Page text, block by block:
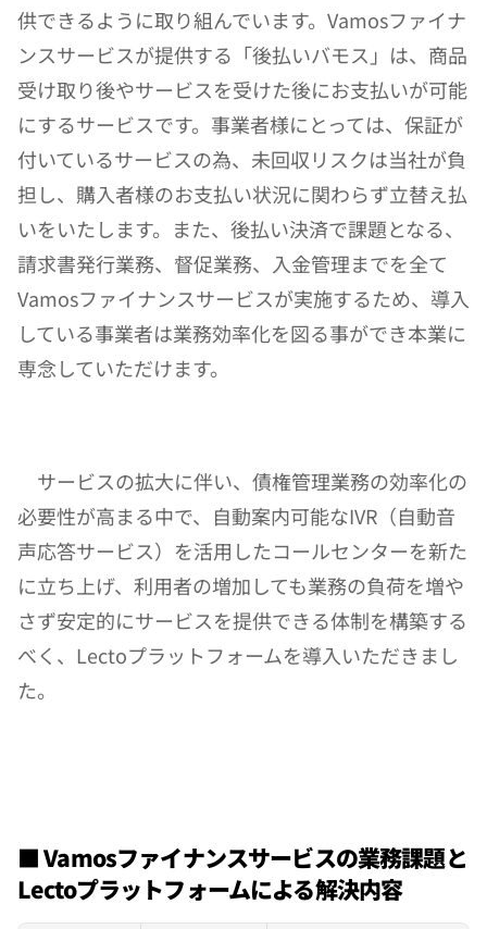
供できるように取り組んでいます。Vamosファイナ
ンスサービスが提供する「後払いバモス」は、商品
受け取り後やサービスを受けた後にお⽀払いが可能
にするサービスです。事業者様にとっては、保証が
付いているサービスの為、未回収リスクは当社が負
担し、購⼊者様のお⽀払い状況に関わらず⽴替え払
いをいたします。また、後払い決済で課題となる、
請求書発⾏業務、督促業務、⼊⾦管理までを全て
Vamosファイナンスサービスが実施するため、導入
している事業者は業務効率化を図る事ができ本業に
専念していただけます。
サービスの拡大に伴い、債権管理業務の効率化の
必要性が高まる中で、自動案内可能なIVR（自動音
声応答サービス）を活用したコールセンターを新た
に立ち上げ、利用者の増加しても業務の負荷を増や
さず安定的にサービスを提供できる体制を構築する
べく、Lectoプラットフォームを導入いただきまし
た。
■ Vamosファイナンスサービスの業務課題と
Lectoプラットフォームによる解決内容